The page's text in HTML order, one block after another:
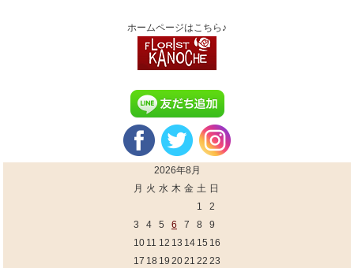
ホームページはこちら♪
2026年8月
月 火 水 木 金 土 日
1
2
3
4 5 6 7 8
9
10 11 12 13 14 15 16
17 18 19 2021 22 23